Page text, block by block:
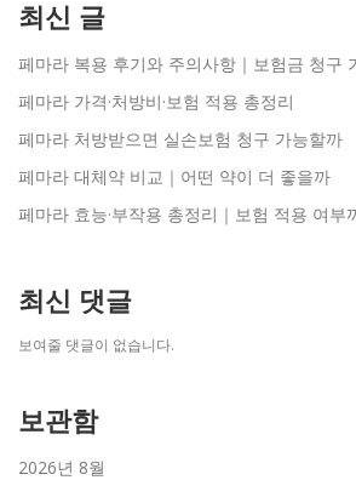
최신 글
페마라 복용 후기와 주의사항｜보험금 청구
페마라 가격·처방비·보험 적용 총정리
페마라 처방받으면 실손보험 청구 가능할까
페마라 대체약 비교｜어떤 약이 더 좋을까
페마라 효능·부작용 총정리｜보험 적용 여부
최신 댓글
보여줄 댓글이 없습니다.
보관함
2026년 8월